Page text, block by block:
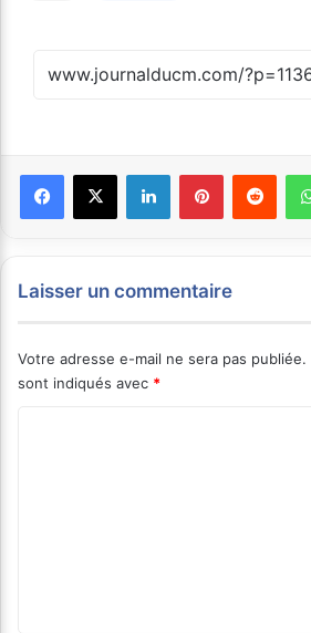
Laisser un commentaire
Votre adresse e-mail ne sera pas publiée.
sont indiqués avec *